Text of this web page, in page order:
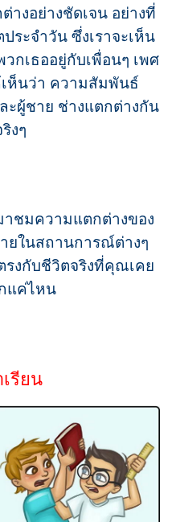
งอย่างชัดเจน อย่างที่
ระจำวัน ซึ่งเราจะเห็น
กเธออยู่กับเพื่อนๆ เพศ
ห็นว่า ความสัมพันธ์
ะผู้ชาย ช่างแตกต่างกัน
งๆ
ชมความแตกต่างของ
ยในสถานการณ์ต่างๆ
รงกับชีวิตจริงที่คุณเคย
แค่ไหน
เรียน